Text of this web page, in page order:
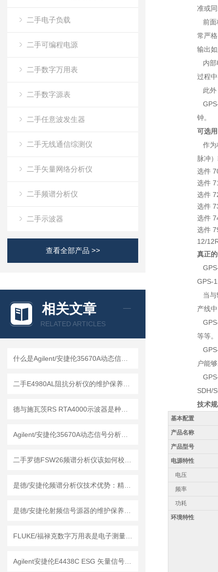
二手电子负载
二手可编程电源
二手数字万用表
二手数字源表
二手任意波发生器
二手无线通信综测仪
二手矢量网络分析仪
二手频谱分析仪
二手示波器
查看全部产品 >>
相关文章
RELATED ARTICLES
准或
前面
常严
输出
内部
过程
此外
钟。
可选
作为
脉冲
选件
选件
选件
选件
选件
选件
12/
真正
GPS-
当与
产线
等等。
户能
SDH/
技术
基本配置
产品名称
产品型号
电源特性
电压
频率
功耗
环境特性